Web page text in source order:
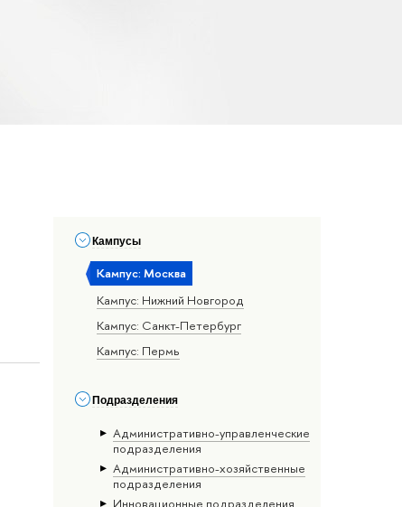
Кампусы
Кампус: Москва
Кампус: Нижний Новгород
Кампус: Санкт-Петербург
Кампус: Пермь
Подразделения
Административно-управленческие
подразделения
Административно-хозяйственные
подразделения
Инновационные подразделения